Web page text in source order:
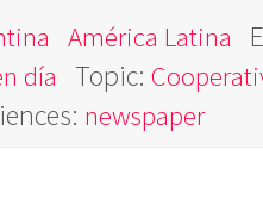
América Latina
día Topic:
newspaper